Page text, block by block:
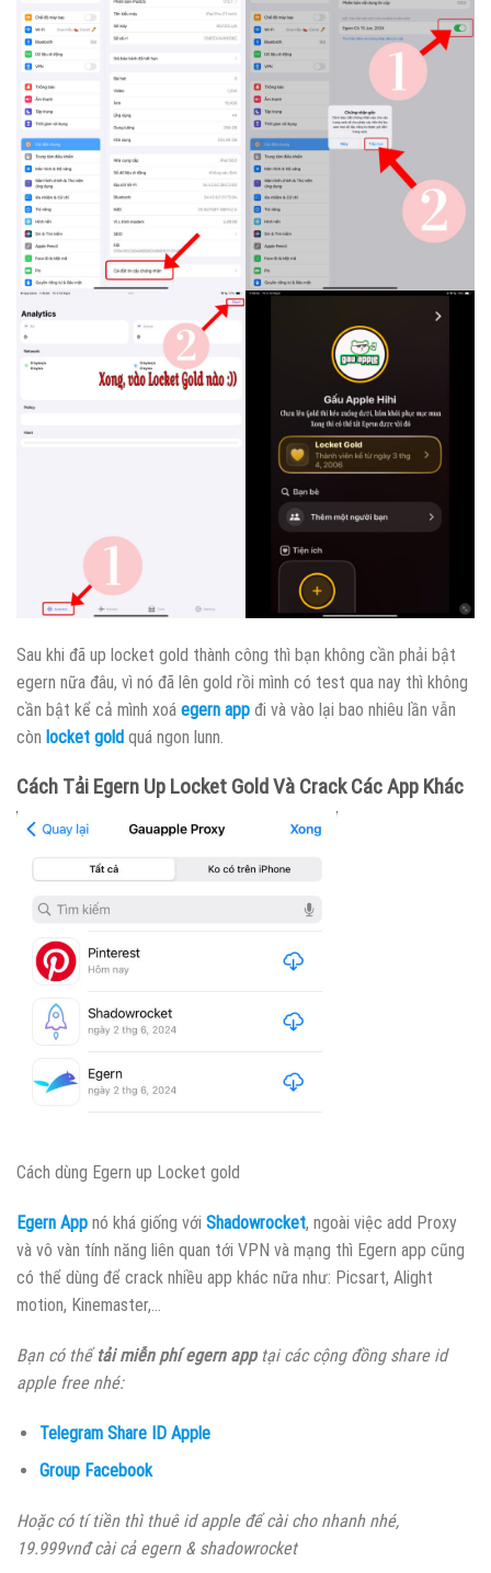
Sau khi đã up locket gold thành công thì bạn không cần phải bật
egern nữa đâu, vì nó đã lên gold rồi mình có test qua nay thì không
cần bật kể cả mình xoá egern app đi và vào lại bao nhiêu lần vẫn
còn locket gold quá ngon lunn.
Cách Tải Egern Up Locket Gold Và Crack Các App Khác
Cách dùng Egern up Locket gold
Egern App nó khá giống với Shadowrocket, ngoài việc add Proxy
và vô vàn tính năng liên quan tới VPN và mạng thì Egern app cũng
có thể dùng để crack nhiều app khác nữa như: Picsart, Alight
motion, Kinemaster,…
Bạn có thểtải miễn phí egern apptại các cộng đồng share id
apple free nhé:
Telegram Share ID Apple
Group Facebook
Hoặc có tí tiền thì thuê id apple để cài cho nhanh nhé,
19.999vnđ cài cả egern & shadowrocket